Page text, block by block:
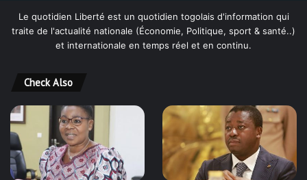
Le quotidien Liberté est un quotidien togolais d'information qui
traite de l'actualité nationale (Économie, Politique, sport & santé..)
et internationale en temps réel et en continu.
Check Also